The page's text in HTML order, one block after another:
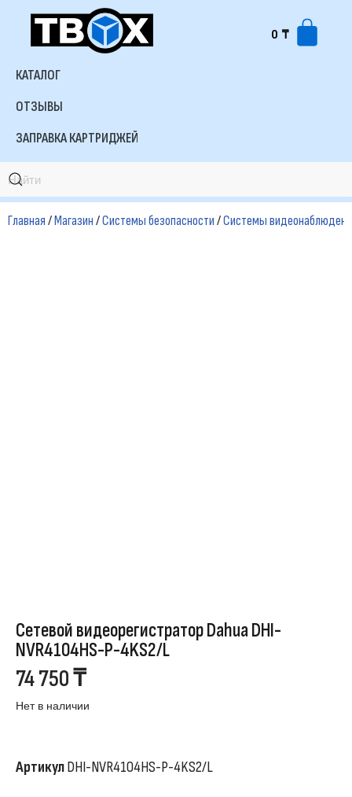
Перейти
содержимому
0 ₸
КАТАЛОГ
ОТЗЫВЫ
ЗАПРАВКА КАРТРИДЖЕЙ
Главная/Магазин/Системы безопасности/Системы
Сетевой видеорегистратор Dahua DHI-
NVR4104HS-P-4KS2/L
74 750₸
Нет в наличии
АртикулDHI-NVR4104HS-P-4KS2/L